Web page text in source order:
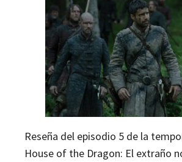
Reseña del episodio 5 de la
House of the Dragon: El extraño